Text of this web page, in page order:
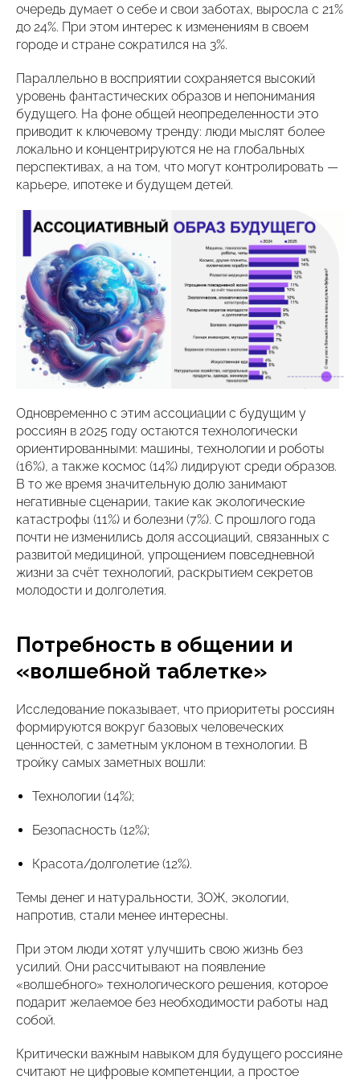
очередь думает о себе и свои заботах, выросла с 21%
до 24%. При этом интерес к изменениям в своем
городе и стране сократился на 3%.
Параллельно в восприятии сохраняется высокий
уровень фантастических образов и непонимания
будущего. На фоне общей неопределенности это
приводит к ключевому тренду: люди мыслят более
локально и концентрируются не на глобальных
перспективах, а на том, что могут контролировать —
карьере, ипотеке и будущем детей.
Одновременно с этим ассоциации с будущим у
россиян в 2025 году остаются технологически
ориентированными: машины, технологии и роботы
(16%), а также космос (14%) лидируют среди образов.
В то же время значительную долю занимают
негативные сценарии, такие как экологические
катастрофы (11%) и болезни (7%). С прошлого года
почти не изменились доля ассоциаций, связанных с
развитой медициной, упрощением повседневной
жизни за счёт технологий, раскрытием секретов
молодости и долголетия.
Потребность в общении и
«волшебной таблетке»
Исследование показывает, что приоритеты россиян
формируются вокруг базовых человеческих
ценностей, с заметным уклоном в технологии. В
тройку самых заметных вошли:
Технологии (14%);
Безопасность (12%);
Красота/долголетие (12%).
Темы денег и натуральности, ЗОЖ, экологии,
напротив, стали менее интересны.
При этом люди хотят улучшить свою жизнь без
усилий. Они рассчитывают на появление
«волшебного» технологического решения, которое
подарит желаемое без необходимости работы над
собой.
Критически важным навыком для будущего россияне
считают не цифровые компетенции, а простое